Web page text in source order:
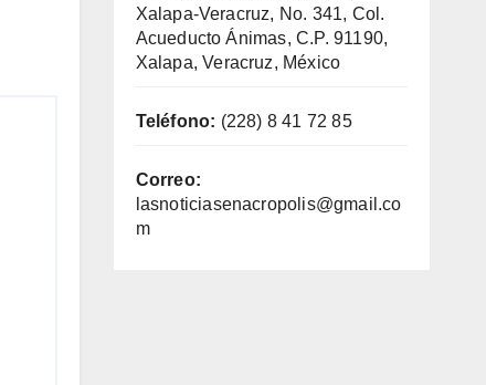
Xalapa-Veracruz, No. 341, Col.
Acueducto Ánimas, C.P. 91190,
Xalapa, Veracruz, México
Teléfono: (228) 8 41 72 85
Correo:
lasnoticiasenacropolis@gmail.co
m